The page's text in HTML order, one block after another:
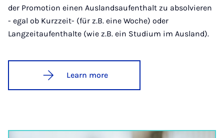
der Promotion einen Auslandsaufenthalt zu absolvieren
- egal ob Kurzzeit- (für z.B. eine Woche) oder
Langzeitaufenthalte (wie z.B. ein Studium im Ausland).
Learn more